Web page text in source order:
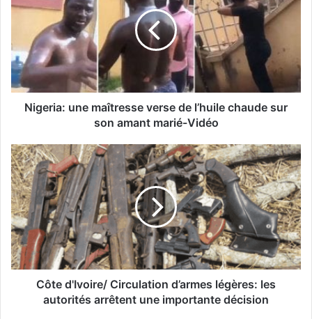
Nigeria: une maîtresse verse de l’huile chaude sur
son amant marié-Vidéo
Côte d'Ivoire/ Circulation d’armes légères: les
autorités arrêtent une importante décision